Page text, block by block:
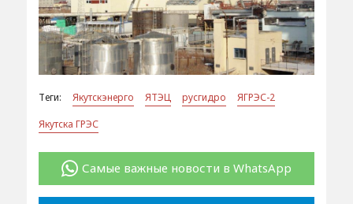
Теги: Якутскэнерго ЯТЭЦ русгидро
ЯГРЭС-2
Якутска ГРЭС
Самые важные новости в WhatsApp